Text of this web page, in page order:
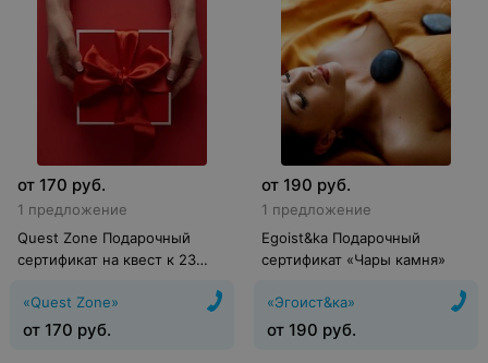
от 170 руб.
1 предложение
Quest Zone Подарочный
сертификат на квест к 23
выполнить и победить»
«Quest Zone»
от 170 руб.
от 190 руб.
1 предложение
Egoist&ka Подарочный
сертификат «Чары камня»
«Эгоист&ка»
от 190 руб.